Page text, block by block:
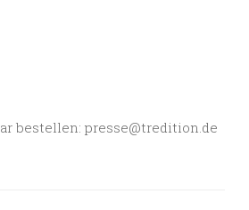
bestellen: presse@tredition.de